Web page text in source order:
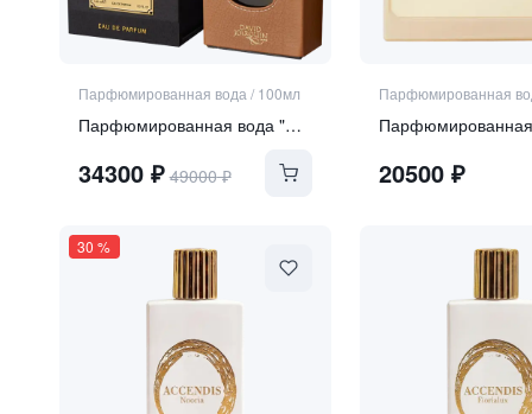
Парфюмированная вода / 100мл
Парфюмированная вода "Cuir Tabac"
34300₽ 49000₽
Парфюмированная
20500 ₽
30 %